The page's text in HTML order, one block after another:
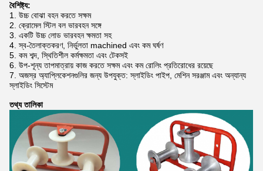
বৈশিষ্ট্য:
1. উচ্চ বোঝা বহন করতে সক্ষম
2. ক্রোমেল স্টিল বল ভারবহন সঙ্গে
3. একটি উচ্চ লোড ভারবহন ক্ষমতা সহ
4. স্ব-তৈলাক্তকরণ, নির্ভুলতা machined এবং কম ঘর্ষণ
5. কম শব্দ, স্থিতিশীল কর্মক্ষমতা এবং টেকসই
6. উপ-শূন্য তাপমাত্রায় কাজ করতে সক্ষম এবং কম রোলিং প্রতিরোধের রয়েছে
7. অজস্র অ্যাপ্লিকেশনগুলির জন্য উপযুক্ত: স্লাইডিং পাইপ, মেশিন সরঞ্জাম এবং অন্যান্য
স্লাইডিং সিস্টেম
তথ্য তালিকা